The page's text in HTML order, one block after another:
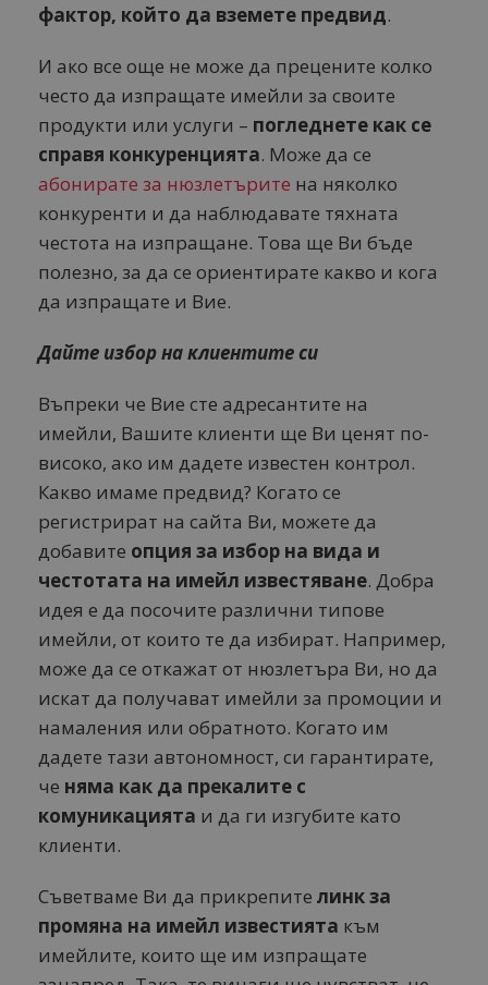
фактор, който да вземете предвид.
И ако все още не може да прецените колко
често да изпращате имейли за своите
продукти или услуги – погледнете как се
справя конкуренцията. Може да се
абонирате за нюзлетърите на няколко
конкуренти и да наблюдавате тяхната
честота на изпращане. Това ще Ви бъде
полезно, за да се ориентирате какво и кога
да изпращате и Вие.
Дайте избор на клиентите си
Въпреки че Вие сте адресантите на
имейли, Вашите клиенти ще Ви ценят по-
високо, ако им дадете известен контрол.
Какво имаме предвид? Когато се
регистрират на сайта Ви, можете да
добавите опция за избор на вида и
честотата на имейл известяване. Добра
идея е да посочите различни типове
имейли, от които те да избират. Например,
може да се откажат от нюзлетъра Ви, но да
искат да получават имейли за промоции и
намаления или обратното. Когато им
дадете тази автономност, си гарантирате,
че няма как да прекалите с
комуникацията и да ги изгубите като
клиенти.
Съветваме Ви да прикрепите линк за
промяна на имейл известията към
имейлите, които ще им изпращате